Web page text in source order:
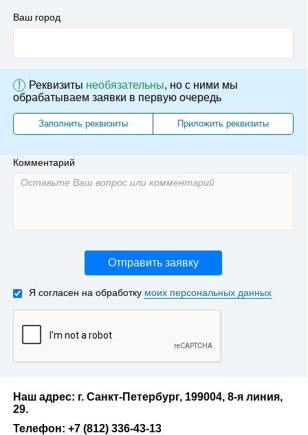
Ваш город
! Реквизиты необязательны, но с ними мы
обрабатываем заявки в первую очередь
Заполнить реквизиты Приложить реквизиты
Комментарий
Отправить заявку
Я согласен на обработку моих персональных данных
Наш адрес: г. Санкт-Петербург, 199004, 8-я линия,
29.
Телефон: +7 (812) 336-43-13